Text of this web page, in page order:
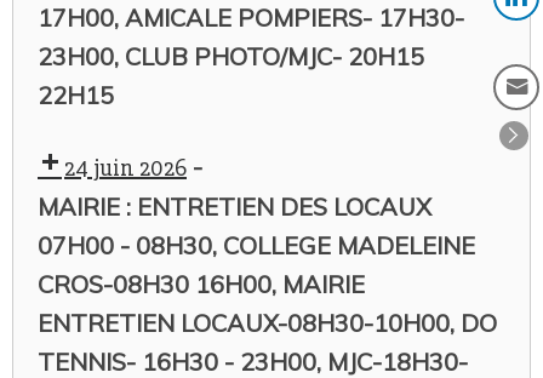
17H00, AMICALE POMPIERS- 17H30-
23H00, CLUB PHOTO/MJC- 20H15
22H15
24 juin 2026 -
MAIRIE : ENTRETIEN DES LOCAUX
07H00 - 08H30, COLLEGE MADELEINE
CROS-08H30 16H00, MAIRIE
ENTRETIEN LOCAUX-08H30-10H00, DO
TENNIS- 16H30 - 23H00, MJC-18H30-